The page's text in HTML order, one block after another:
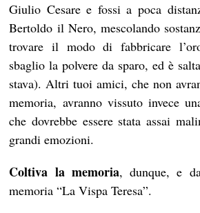
Giulio Cesare e fossi a poca
Bertoldo il Nero, mescolando
trovare il modo di fabbricare
sbaglio la polvere da sparo, ed è
stava). Altri tuoi amici, che non
memoria, avranno vissuto invece
che dovrebbe essere stata assai
grandi emozioni.
Coltiva la memoria, dunque, e
memoria “La Vispa Teresa”.